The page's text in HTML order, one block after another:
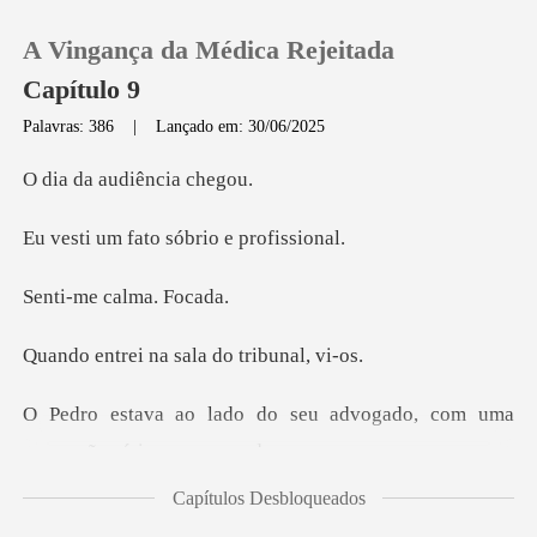
Loja
A Vingança da Médica Rejeitada
Capítulo 9
Palavras: 386 |Lançado em: 30/06/2025
audiênc
ato sóbrio e
e calma
na sala do t
seu advogado, com uma
ra fila, a usar um vestido
Capítulos Desbloqueados